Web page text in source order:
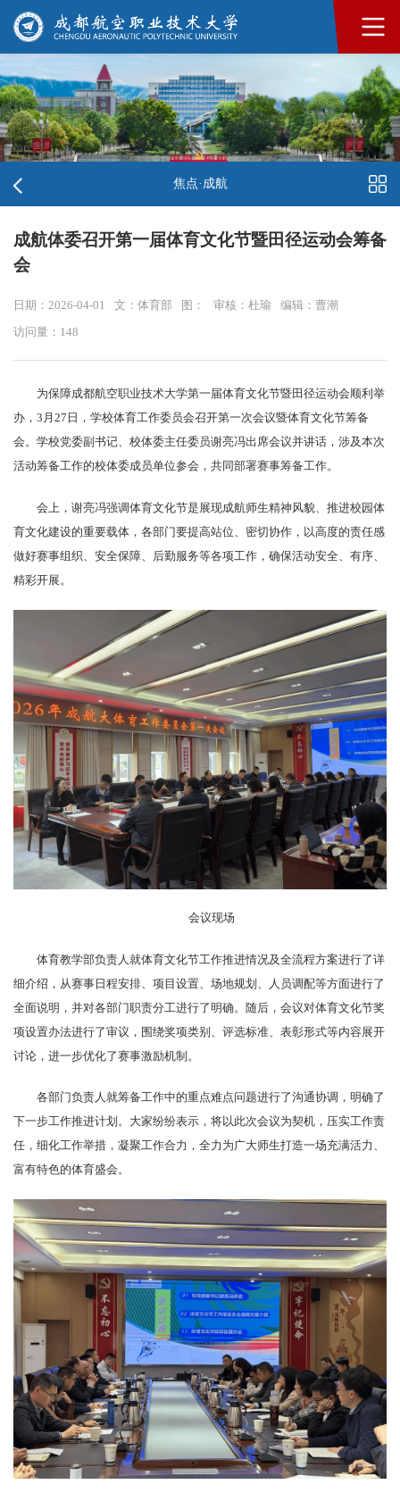
焦点·成航
成航体委召开第一届体育文化节暨田径运动会筹备
会
日期：2026-04-01 文：体育部 图： 审核：杜瑜 编辑：曹潮
访问量： 148
为保障成都航空职业技术大学第一届体育文化节暨田径运动会顺利举
办，3月27日，学校体育工作委员会召开第一次会议暨体育文化节筹备
会。学校党委副书记、校体委主任委员谢亮冯出席会议并讲话，涉及本次
活动筹备工作的校体委成员单位参会，共同部署赛事筹备工作。
会上，谢亮冯强调体育文化节是展现成航师生精神风貌、推进校园体
育文化建设的重要载体，各部门要提高站位、密切协作，以高度的责任感
做好赛事组织、安全保障、后勤服务等各项工作，确保活动安全、有序、
精彩开展。
会议现场
体育教学部负责人就体育文化节工作推进情况及全流程方案进行了详
细介绍，从赛事日程安排、项目设置、场地规划、人员调配等方面进行了
全面说明，并对各部门职责分工进行了明确。随后，会议对体育文化节奖
项设置办法进行了审议，围绕奖项类别、评选标准、表彰形式等内容展开
讨论，进一步优化了赛事激励机制。
各部门负责人就筹备工作中的重点难点问题进行了沟通协调，明确了
下一步工作推进计划。大家纷纷表示，将以此次会议为契机，压实工作责
任，细化工作举措，凝聚工作合力，全力为广大师生打造一场充满活力、
富有特色的体育盛会。